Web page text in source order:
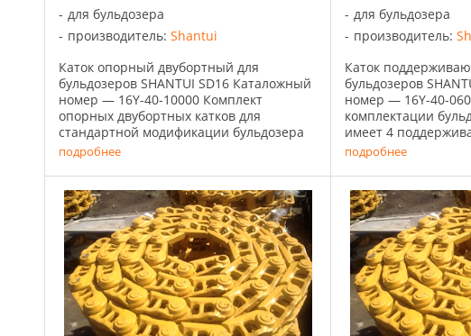
для бульдозера
производитель: Shantui
Каток опорный двубортный для
бульдозеров SHANTUI SD16 Каталожный
номер — 16Y-40-10000 Комплект
опорных двубортных катков для
стандартной модификации бульдозера
Shantui SD16 состоит из 4 штук. По 2 шт
подробнее
для бульдозера
производитель:
Каток
бульдозеров
номер — 16Y-40-
комплектации
имеет 4
штуки с каждой ...
подробнее